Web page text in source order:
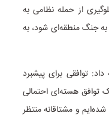
از حمله نظامی به
جنگ منطقه‌ای شود، به
توافقی برای پیشبرد
توافق هسته‌ای احتمالی
و مشتاقانه منتظر